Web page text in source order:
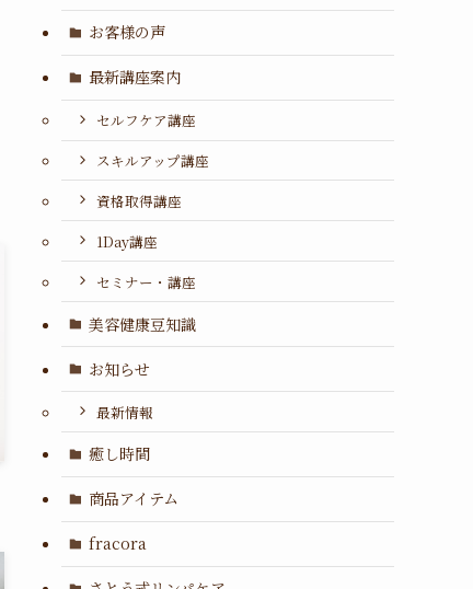
お客様の声
最新講座案内
セルフケア講座
スキルアップ講座
資格取得講座
1Day講座
セミナー・講座
美容健康豆知識
お知らせ
最新情報
癒し時間
商品アイテム
fracora